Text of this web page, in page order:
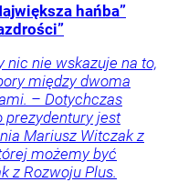
hańba”
nic nie wskazuje na to,
między dwoma
– Dotychczas
prezydentury jest
Mariusz Witczak z
możemy być
z Rozwoju Plus.